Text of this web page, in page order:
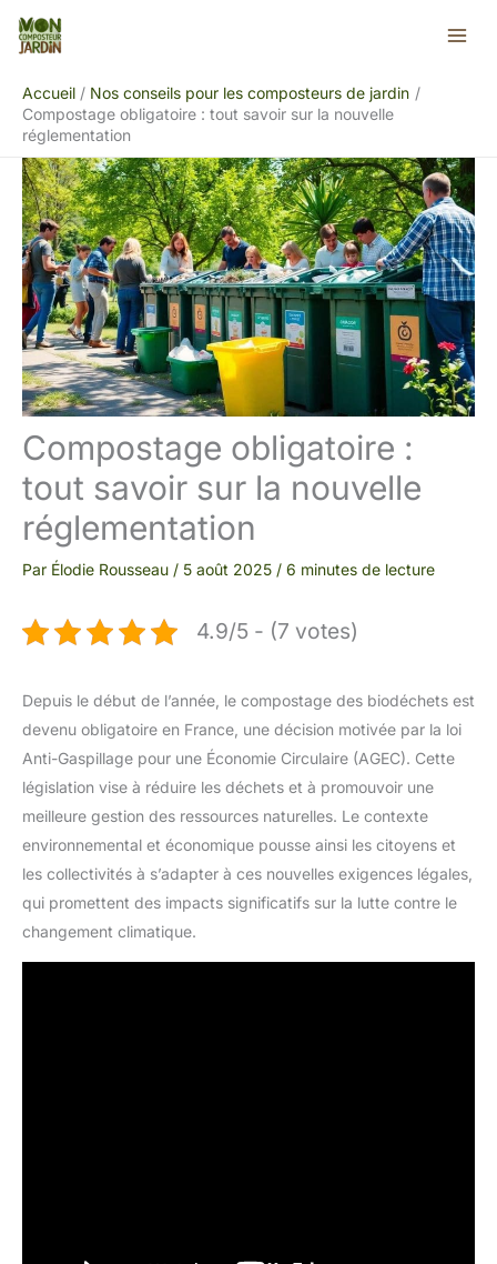
Aller
Accueil
Nos conseils pour les composteurs de jardin
Compostage obligatoire : tout savoir sur la nouvelle
réglementation
Compostage obligatoire :
tout savoir sur la nouvelle
réglementation
Par Élodie Rousseau / 5 août 2025 / 6 minutes de lecture
4.9/5 - (7 votes)
Depuis le début de l’année, le compostage des biodéchets est
devenu obligatoire en France, une décision motivée par la loi
Anti-Gaspillage pour une Économie Circulaire (AGEC). Cette
législation vise à réduire les déchets et à promouvoir une
meilleure gestion des ressources naturelles. Le contexte
environnemental et économique pousse ainsi les citoyens et
les collectivités à s’adapter à ces nouvelles exigences légales,
qui promettent des impacts significatifs sur la lutte contre le
changement climatique.
Rechercher